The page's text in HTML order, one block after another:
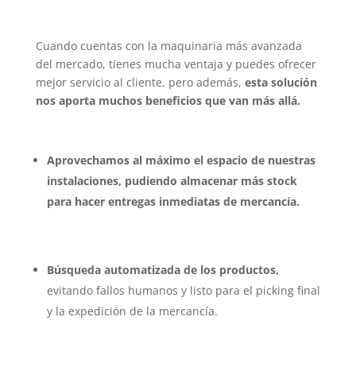
Cuando cuentas con la maquinaria más avanzada
del mercado, tienes mucha ventaja y puedes ofrecer
mejor servicio al cliente, pero además, esta solución
nos aporta muchos beneficios que van más allá.
Aprovechamos al máximo el espacio de nuestras
instalaciones, pudiendo almacenar más stock
para hacer entregas inmediatas de mercancía.
Búsqueda automatizada de los productos,
evitando fallos humanos y listo para el picking final
y la expedición de la mercancía.